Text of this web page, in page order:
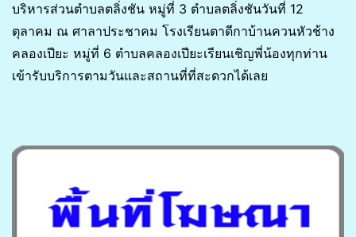
บริหารส่วนตำบลตลิ่งชัน หมู่ที่ 3 ตำบลตลิ่งชันวันที่ 12
ตุลาคม ณ ศาลาประชาคม โรงเรียนตาดีกาบ้านควนหัวช้าง
คลองเปียะ หมู่ที่​ 6 ตำบลคลองเปียะเรียนเชิญพี่น้องทุกท่าน
เข้ารับบริการตามวันและสถานที่ที่สะดวกได้เลย